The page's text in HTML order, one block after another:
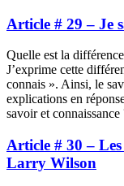
Article # 29 – Je
Quelle est la
J’exprime cette
connais ». Ainsi, le
explications en
savoir et connaissance
Article # 30 –
Larry Wilson